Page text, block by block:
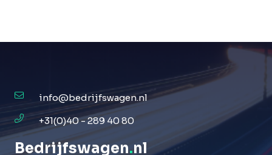
info@bedrijfswagen.nl
+31(0)40 - 289 40 80
Bedrijfswagen.nl